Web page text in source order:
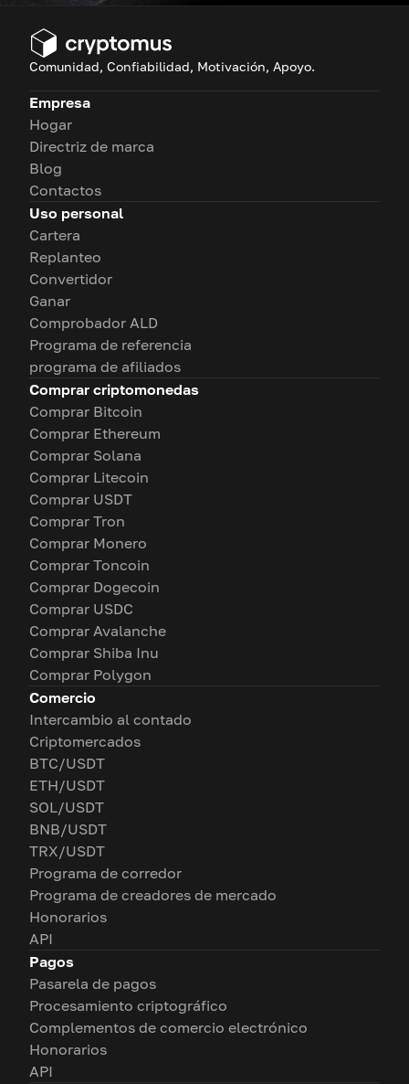
Comunidad, Confiabilidad, Motivación, Apoyo.
Empresa
Hogar
Directriz de marca
Blog
Contactos
Uso personal
Cartera
Replanteo
Convertidor
Ganar
Comprobador ALD
Programa de referencia
programa de afiliados
Comprar criptomonedas
Comprar Bitcoin
Comprar Ethereum
Comprar Solana
Comprar Litecoin
Comprar USDT
Comprar Tron
Comprar Monero
Comprar Toncoin
Comprar Dogecoin
Comprar USDC
Comprar Avalanche
Comprar Shiba Inu
Comprar Polygon
Comercio
Intercambio al contado
Criptomercados
BTC/USDT
ETH/USDT
SOL/USDT
BNB/USDT
TRX/USDT
Programa de corredor
Programa de creadores de mercado
Honorarios
API
Pagos
Pasarela de pagos
Procesamiento criptográfico
Complementos de comercio electrónico
Honorarios
API